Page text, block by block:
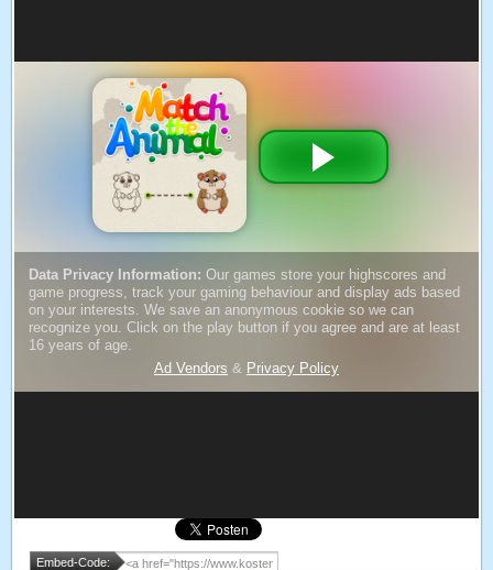
Embed-Code: